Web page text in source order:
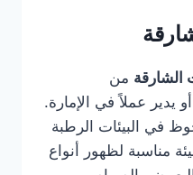
من
عملاً في الإمارة.
في البيئات الرطبة
مناسبة لظهور أنواع